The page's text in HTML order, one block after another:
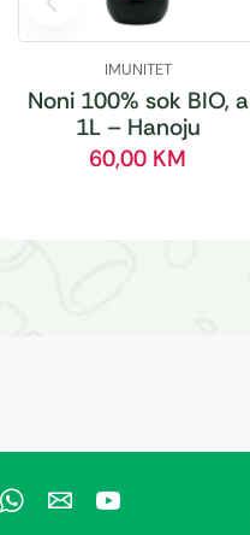
IMUNITET
Noni 100% sok BIO, a
1L – Hanoju
60,00 KM